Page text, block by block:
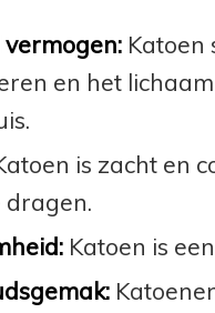
Katoen
en het
is zacht en
dragen.
Katoen is